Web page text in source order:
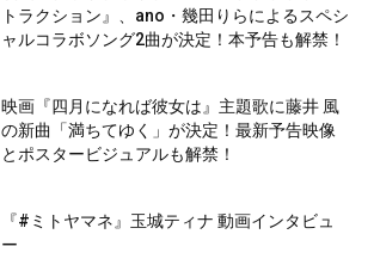
トラクション』、ano・幾田りらによるスペシ
ャルコラボソング2曲が決定！本予告も解禁！
映画『四月になれば彼女は』主題歌に藤井 風
の新曲「満ちてゆく」が決定！最新予告映像
とポスタービジュアルも解禁！
『#ミトヤマネ』玉城ティナ 動画インタビュ
ー